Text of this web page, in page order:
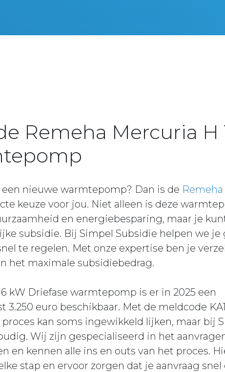
Remeha Mercuria H
nieuwe warmtepomp? Dan is de
keuze voor jou. Niet alleen is deze
en energiebesparing, maar je
subsidie. Bij Simpel Subsidie helpen we je
te regelen. Met onze expertise ben je
het maximale subsidiebedrag.
kW Driefase warmtepomp is er in 2025 een
euro beschikbaar. Met de meldcode
kan soms ingewikkeld lijken, maar bij
Wij zijn gespecialiseerd in het
en kennen alle ins en outs van het proces.
stap en ervoor zorgen dat je aanvraag snel